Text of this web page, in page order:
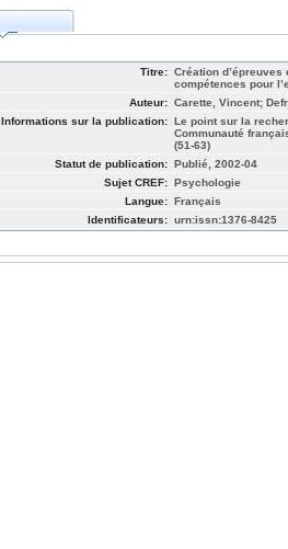
Titre: Création
compétences pour
Auteur: Carette, Vincent;
Informations sur la publication: Le point sur la
Communauté
(51-63)
Statut de publication: Publié, 2002-04
Sujet CREF: Psychologie
Langue: Français
Identificateurs: urn:issn:1376-8425